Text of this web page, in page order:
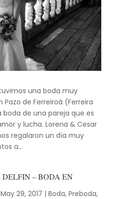
una boda muy
Pazo de Ferreiroá (Ferreira
boda de una pareja que es
y lucha. Lorena & Cesar
regalaron un día muy
a...
– BODA EN
May 29, 2017 | Boda, Preboda,